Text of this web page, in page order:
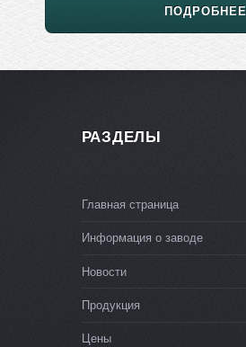
ПОДРОБНЕЕ
РАЗДЕЛЫ
Главная страница
Информация о заводе
Новости
Продукция
Цены